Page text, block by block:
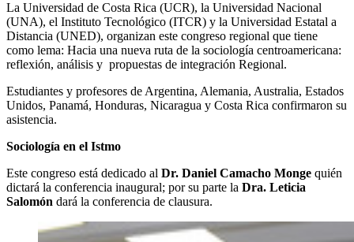
La Universidad de Costa Rica (UCR), la Universidad Nacional
(UNA), el Instituto Tecnológico (ITCR) y la Universidad Estatal a
Distancia (UNED), organizan este congreso regional que tiene
como lema: Hacia una nueva ruta de la sociología centroamericana:
reflexión, análisis y propuestas de integración Regional.
Estudiantes y profesores de Argentina, Alemania, Australia, Estados
Unidos, Panamá, Honduras, Nicaragua y Costa Rica confirmaron su
asistencia.
Sociología en el Istmo
Este congreso está dedicado al Dr. Daniel Camacho Monge quién
dictará la conferencia inaugural; por su parte la Dra. Leticia
Salomón dará la conferencia de clausura.